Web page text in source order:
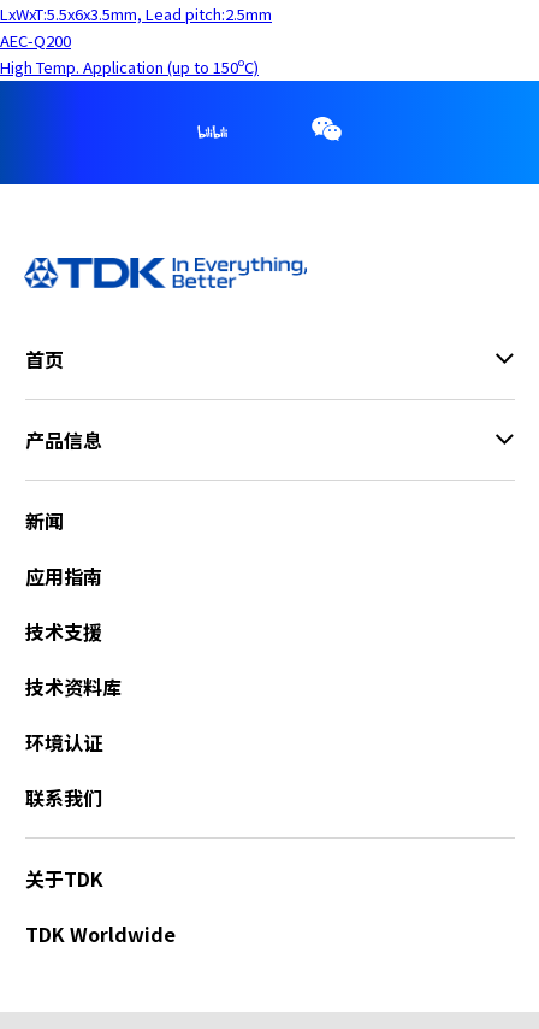
LxWxT:5.5x6x3.5mm, Lead pitch:2.5mm
AEC-Q200
High Temp. Application (up to 150ºC)
首页
产品信息
新闻
应用指南
技术支援
技术资料库
环境认证
联系我们
关于TDK
TDK Worldwide